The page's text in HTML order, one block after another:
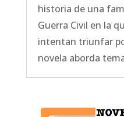
historia de una
Guerra Civil en la
intentan triunfar
novela aborda